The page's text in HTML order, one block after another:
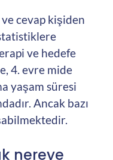
cevap kişiden
ve hedefe
4. evre mide
yaşam süresi
Ancak bazı
nereye